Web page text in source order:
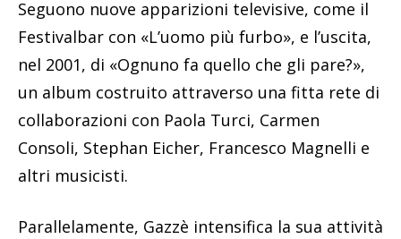
Seguono nuove apparizioni televisive, come il
Festivalbar con «L’uomo più furbo», e l’uscita,
nel 2001, di «Ognuno fa quello che gli pare?»,
un album costruito attraverso una fitta rete di
collaborazioni con Paola Turci, Carmen
Consoli, Stephan Eicher, Francesco Magnelli e
altri musicisti.
Parallelamente, Gazzè intensifica la sua attività